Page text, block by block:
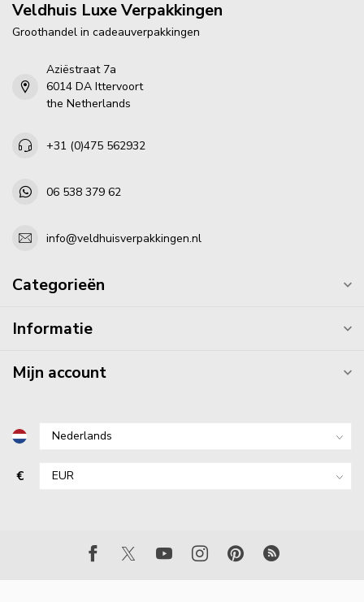
Veldhuis Luxe Verpakkingen
Groothandel in cadeauverpakkingen
Aziëstraat 7a
6014 DA Ittervoort
the Netherlands
+31 (0)475 562932
06 538 379 62
info@veldhuisverpakkingen.nl
Categorieën
Informatie
Mijn account
€